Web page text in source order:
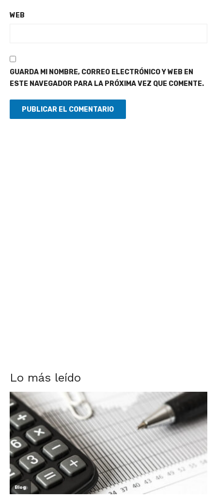
WEB
GUARDA MI NOMBRE, CORREO ELECTRÓNICO Y WEB EN
ESTE NAVEGADOR PARA LA PRÓXIMA VEZ QUE COMENTE.
Lo más leído